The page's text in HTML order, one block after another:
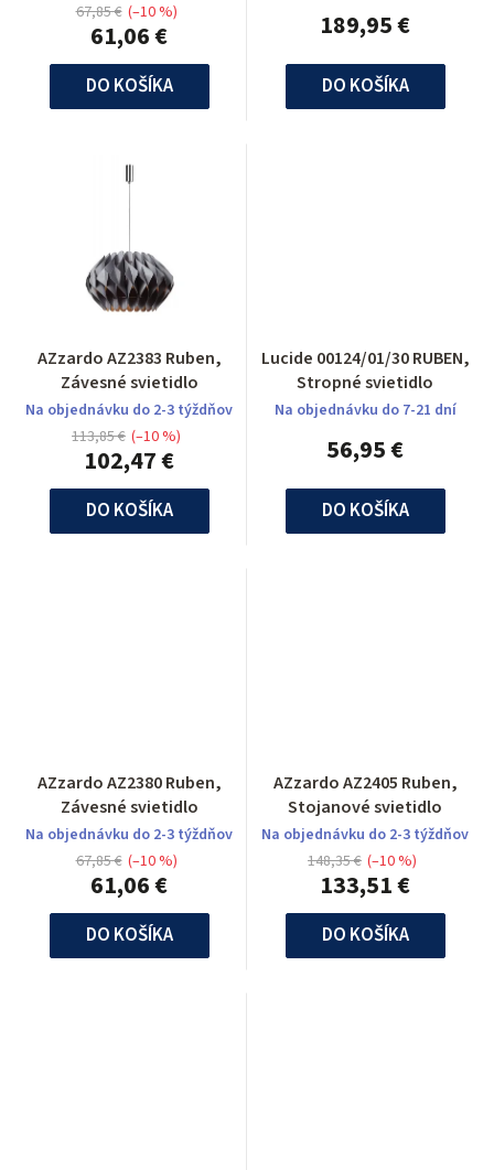
61,06 €
67,85 € (–10 %)
DO KOŠÍKA
189,95 €
DO KOŠÍKA
AZzardo AZ2383 Ruben,
Závesné svietidlo
Na objednávku do 2-3 týždňov
102,47 €
113,85 € (–10 %)
DO KOŠÍKA
Lucide 00124/01/30 RUBEN,
Stropné svietidlo
Na objednávku do 7-21 dní
56,95 €
DO KOŠÍKA
AZzardo AZ2380 Ruben,
Závesné svietidlo
Na objednávku do 2-3 týždňov
61,06 €
67,85 € (–10 %)
DO KOŠÍKA
AZzardo AZ2405 Ruben,
Stojanové svietidlo
Na objednávku do 2-3 týždňov
133,51 €
148,35 € (–10 %)
DO KOŠÍKA